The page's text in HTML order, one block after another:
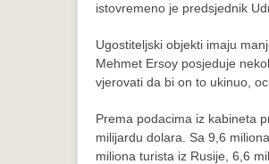
istovremeno je predsjednik
Ugostiteljski objekti imaju
Mehmet Ersoy posjeduje
vjerovati da bi on to ukinuo,
Prema podacima iz kabineta
milijardu dolara. Sa 9,6
miliona turista iz Rusije, 6,6